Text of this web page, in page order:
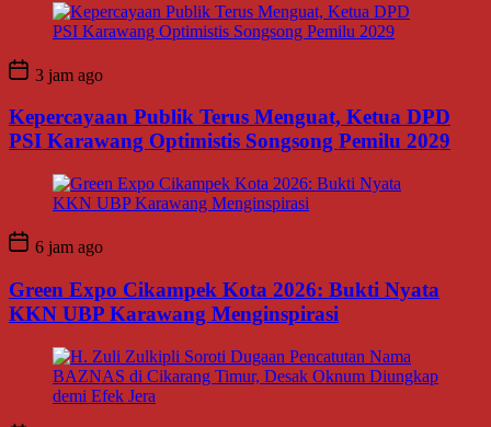
3 jam ago
Kepercayaan Publik Terus Menguat, Ketua DPD
PSI Karawang Optimistis Songsong Pemilu 2029
6 jam ago
Green Expo Cikampek Kota 2026: Bukti Nyata
KKN UBP Karawang Menginspirasi